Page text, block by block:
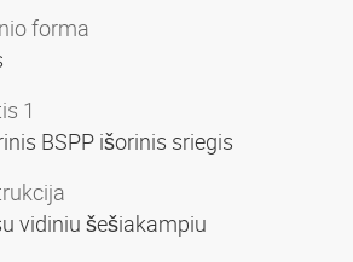
forma
1
BSPP išorinis sriegis
vidiniu šešiakampiu